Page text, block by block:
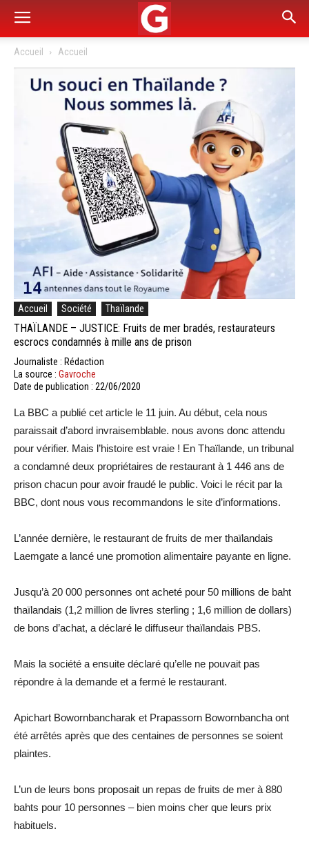
Accueil Accueil
Accueil Société Thaïlande
THAÏLANDE – JUSTICE: Fruits de mer bradés, restaurateurs
escrocs condamnés à mille ans de prison
Journaliste : Rédaction
La source : Gavroche
Date de publication : 22/06/2020
La BBC a publié cet article le 11 juin. Au début, cela nous
paraissait d’abord invraisemblable. nous avons donc attendu
pour vérifier. Mais l’histoire est vraie ! En Thaïlande, un tribunal
a condamné deux propriétaires de restaurant à 1 446 ans de
prison chacun pour avoir fraudé le public. Voici le récit par la
BBC, dont nous vous recommandons le site d’informations.
L’année dernière, le restaurant de fruits de mer thaïlandais
Laemgate a lancé une promotion alimentaire payante en ligne.
Jusqu’à 20 000 personnes ont acheté pour 50 millions de baht
thaïlandais (1,2 million de livres sterling ; 1,6 million de dollars)
de bons d’achat, a déclaré le diffuseur thaïlandais PBS.
Mais la société a ensuite déclaré qu’elle ne pouvait pas
répondre à la demande et a fermé le restaurant.
Apichart Bowornbancharak et Prapassorn Bowornbancha ont
été arrêtés après que des centaines de personnes se soient
plaintes.
L’un de leurs bons proposait un repas de fruits de mer à 880
bahts pour 10 personnes – bien moins cher que leurs prix
habituels.